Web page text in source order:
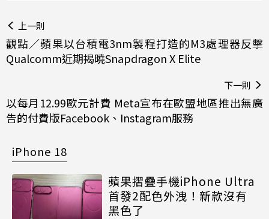
上一則
觀點／蘋果以台積電3nm製程打造的M3處理器反擊
Qualcomm近期揭曉Snapdragon X Elite
下一則
以每月12.99歐元計費 Meta宣布在歐盟地區推出無廣
告的付費版Facebook、Instagram服務
iPhone 18
蘋果摺疊手機iPhone Ultra
首發2配色外洩！新款沒有
黑色了